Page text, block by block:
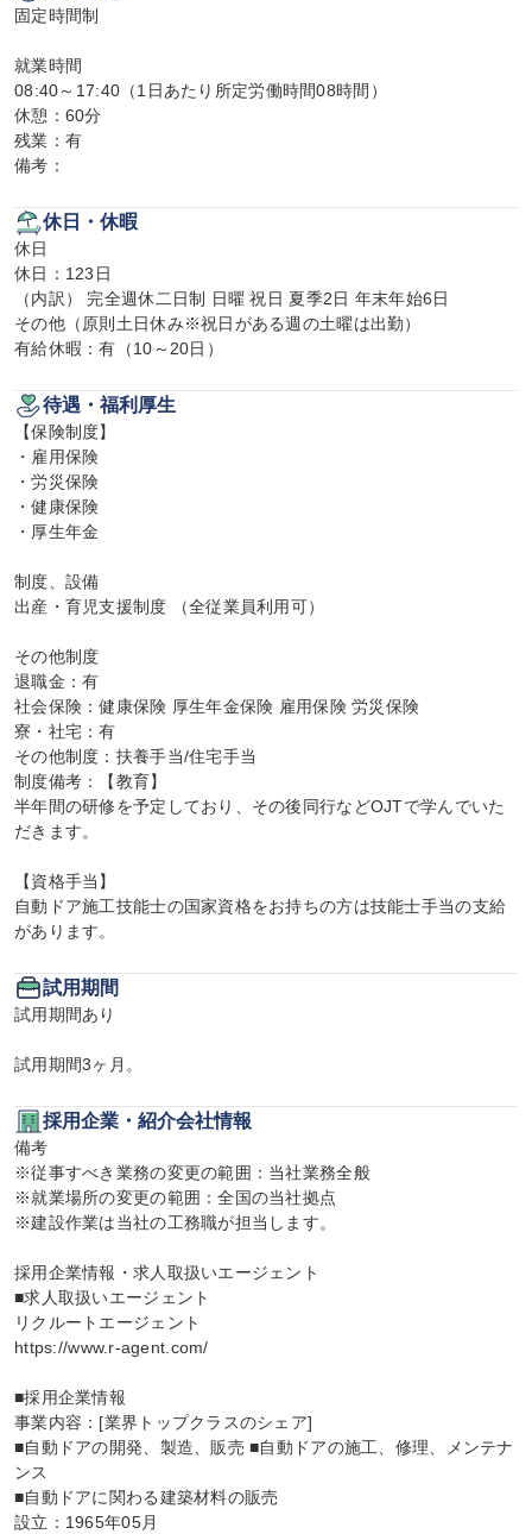
固定時間制
就業時間
08:40～17:40（1日あたり所定労働時間08時間）
休憩：60分
残業：有
備考：
休日・休暇
休日
休日：123日
（内訳） 完全週休二日制 日曜 祝日 夏季2日 年末年始6日
その他（原則土日休み※祝日がある週の土曜は出勤）
有給休暇：有（10～20日）
待遇・福利厚生
【保険制度】
・雇用保険
・労災保険
・健康保険
・厚生年金
制度、設備
出産・育児支援制度 （全従業員利用可）
その他制度
退職金：有
社会保険：健康保険 厚生年金保険 雇用保険 労災保険
寮・社宅：有
その他制度：扶養手当/住宅手当
制度備考：【教育】
半年間の研修を予定しており、その後同行などOJTで学んでいた
だきます。
【資格手当】
自動ドア施工技能士の国家資格をお持ちの方は技能士手当の支給
があります。
試用期間
試用期間あり
試用期間3ヶ月。
採用企業・紹介会社情報
備考
※従事すべき業務の変更の範囲：当社業務全般
※就業場所の変更の範囲：全国の当社拠点
※建設作業は当社の工務職が担当します。
採用企業情報・求人取扱いエージェント
■求人取扱いエージェント
リクルートエージェント
https://www.r-agent.com/
■採用企業情報
事業内容：[業界トップクラスのシェア]
■自動ドアの開発、製造、販売 ■自動ドアの施工、修理、メンテナ
ンス
■自動ドアに関わる建築材料の販売
設立：1965年05月